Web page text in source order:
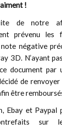
!
de notre
prévenu les
négative
3D. N’ayant
document par
de
être
Ebay et Paypal
sur